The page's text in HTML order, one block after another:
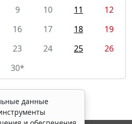
9 10 11
12
16 17 18
19
23 24 25
26
30*
данные